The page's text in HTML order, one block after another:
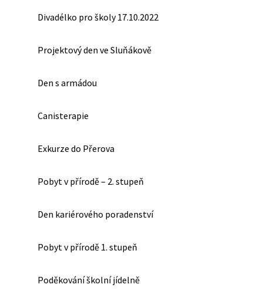
Divadélko pro školy 17.10.2022
Projektový den ve Sluňákově
Den s armádou
Canisterapie
Exkurze do Přerova
Pobyt v přírodě – 2. stupeň
Den kariérového poradenství
Pobyt v přírodě 1. stupeň
Poděkování školní jídelně